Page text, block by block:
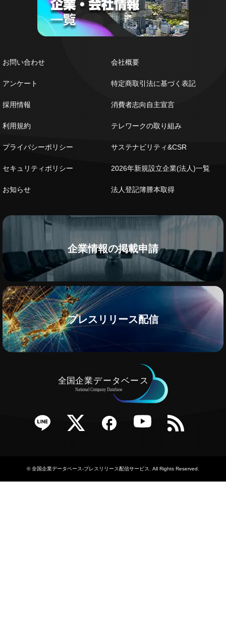
お問い合わせ
アンケート
採用情報
利用規約
プライバシーポリシー
セキュリティポリシー
お知らせ
会社概要
特定商取引法に基づく表記
消費者志向自主宣言
テレワークの取り組み
サステナビリティ&CSR
2026年新規設立企業(法人)一覧
法人登記簿謄本取得
企業情報の掲載申請
プレスリリース配信
Twitter Facebook YouTube RSS
©全国企業データベース-プレスリリース配信サービス . All Rights Reserved.